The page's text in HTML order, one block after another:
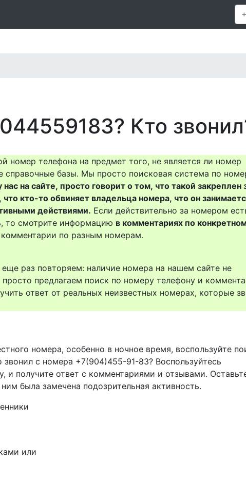
Кто
номер телефона на предмет того, не является ли номер
справочные базы. Мы просто поисковая система по
на сайте, просто говорит о том, что такой закреплен
кто-то обвиняет владельца номера, что он
действиями. Если действительно за номером
то смотрите информацию в комментариях по
комментарии по разным номерам.
раз повторяем: наличие номера на нашем сайте не
предлагаем поиск по номеру телефону и
ответ от реальных неизвестных номерах, которые
номера, особенно в ночное время, воспользуйте
звонил с номера +7(904)455-91-83? Воспользуйтесь
и получите ответ с комментариями и отзывами.
была замечена подозрительная активность.
или